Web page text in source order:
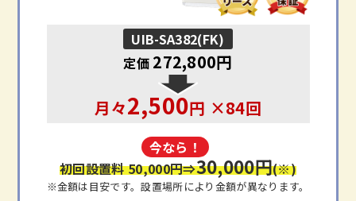
UIB-SA382(FK)
定価 272,800円
月々2,500円 ×84回
今なら！
初回設置料 50,000円⇒30,000円(※)
※金額は目安です。設置場所により金額が異なります。